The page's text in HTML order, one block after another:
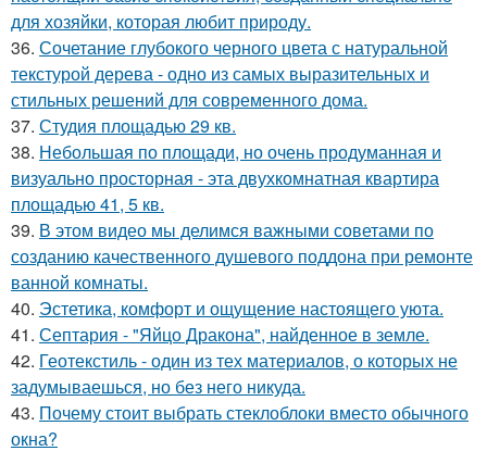
для хозяйки, которая любит природу.
36. Сочетание глубокого черного цвета с натуральной
текстурой дерева - одно из самых выразительных и
стильных решений для современного дома.
37. Студия площадью 29 кв.
38. Небольшая по площади, но очень продуманная и
визуально просторная - эта двухкомнатная квартира
площадью 41, 5 кв.
39. В этом видео мы делимся важными советами по
созданию качественного душевого поддона при ремонте
ванной комнаты.
40. Эстетика, комфорт и ощущение настоящего уюта.
41. Септария - "Яйцо Дракона", найденное в земле.
42. Геотекстиль - один из тех материалов, о которых не
задумываешься, но без него никуда.
43. Почему стоит выбрать стеклоблоки вместо обычного
окна?